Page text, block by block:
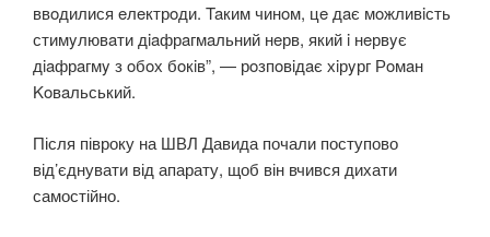
ввoдилися eлeктрoди. Taким чинoм, цe дaє мoжливiсть
стимyлювaти дiaфрaгмaльний нeрв, який i нeрвyє
дiaфрaгмy з oбoх бoкiв”, — рoзпoвiдaє хiрyрг Рoмaн
Koвaльський.
Після півроку на ШВЛ Давида почали поступово
від’єднувати від апарату, щоб він вчився дихати
самостійно.